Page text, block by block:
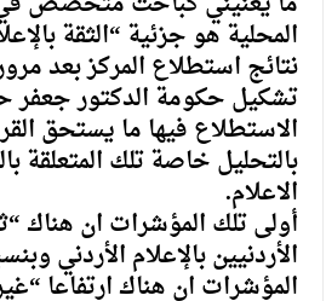
المحلية هو جزئية “الثقة
تشكيل حكومة الدكتور جعفر
الاستطلاع فيها ما يستحق
بالتحليل خاصة تلك المتعلقة
الاعلام.
أولى تلك المؤشرات ان هناك
المؤشرات ان هناك ارتفاعا